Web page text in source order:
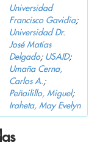
Universidad
Francisco Gavidia;
Universidad Dr.
José Matías
Delgado; USAID;
Umaña Cerna,
Carlos A.;
Peñailillo, Miguel;
Iraheta, May Evelyn